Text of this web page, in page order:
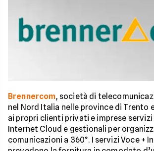
Brennercom, società di
nel Nord Italia nelle province di Trento
ai propri clienti privati e imprese
Internet Cloud e gestionali per
comunicazioni a 360°. I servizi Voce +